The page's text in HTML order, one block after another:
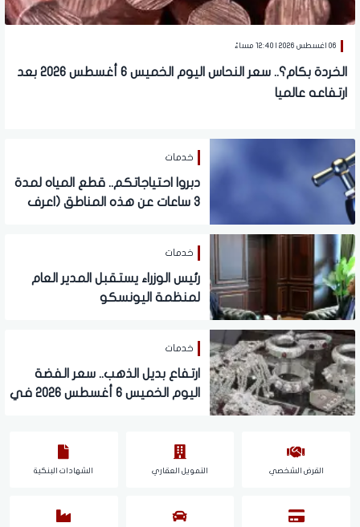
06 اغسطس 2026 | 12:40 مساءً
الخردة بكام؟.. سعر النحاس اليوم الخميس 6 أغسطس 2026 بعد
ارتفاعه عالميا
خدمات
دبروا احتياجاتكم.. قطع المياه لمدة
3 ساعات عن هذه المناطق (اعرف
خدمات
رئيس الوزراء يستقبل المدير العام
لمنظمة اليونسكو
خدمات
ارتفاع بديل الذهب.. سعر الفضة
اليوم الخميس 6 أغسطس 2026 في
القرض الشخصي التمويل العقاري الشهادات البنكية